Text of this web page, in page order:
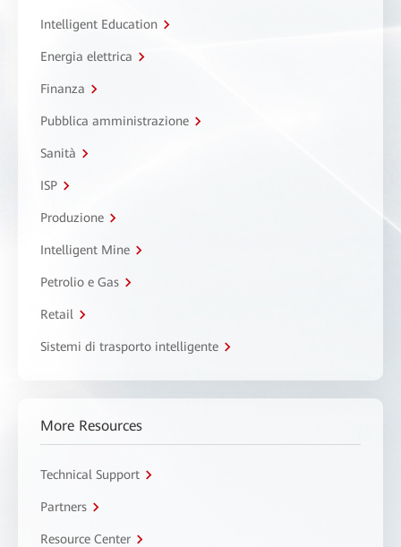
Intelligent Education
Energia elettrica
Finanza
Pubblica amministrazione
Sanità
ISP
Produzione
Intelligent Mine
Petrolio e Gas
Retail
Sistemi di trasporto intelligente
More Resources
Technical Support
Partners
Resource Center